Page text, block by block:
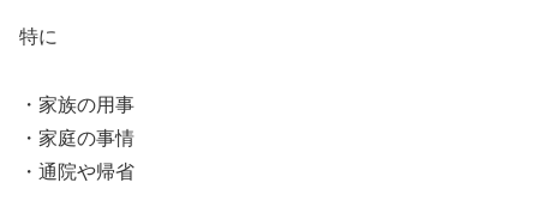
特に
・家族の用事
・家庭の事情
・通院や帰省